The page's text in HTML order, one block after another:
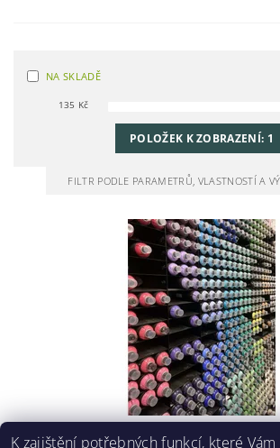
NA SKLADĚ
135 Kč
POLOŽEK K ZOBRAZENÍ: 1
FILTR PODLE PARAMETRŮ, VLASTNOSTÍ A
UNIVERZÁLNÍ ODSTÍNY RAL - SPREJ
K zajištění potřebných funkcí, které